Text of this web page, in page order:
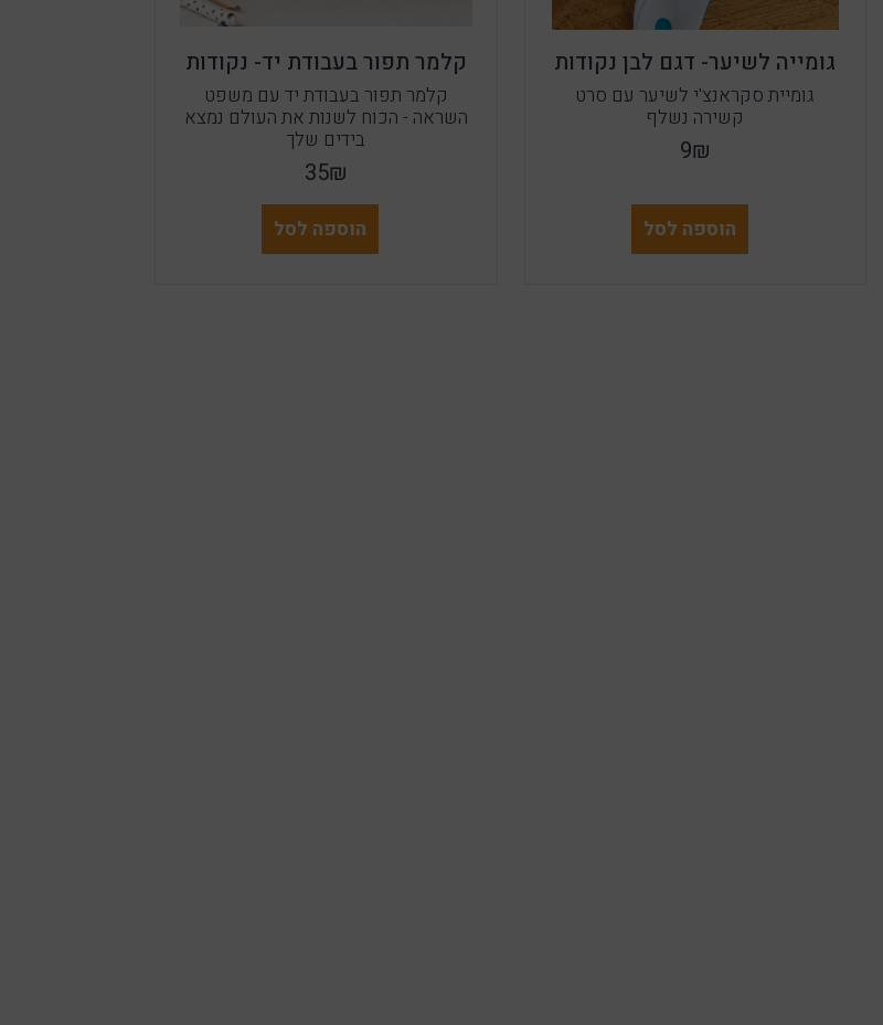
גומייה לשיער- דגם לבן נקודות
גומיית סקראנצ'י לשיער עם סרט
קשירה נשלף
9₪
הוספה לסל
קלמר תפור בעבודת יד- נקודות
קלמר תפור בעבודת יד עם משפט
השראה - הכוח לשנות את העולם נמצא
בידים שלך
35₪
הוספה לסל